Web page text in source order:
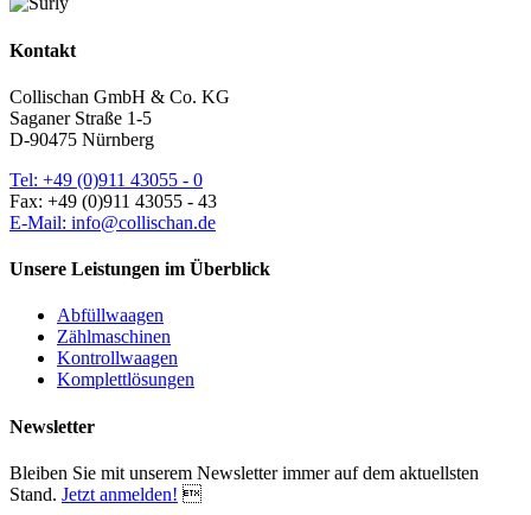
Kontakt
Collischan GmbH & Co. KG
Saganer Straße 1-5
D-90475 Nürnberg
Tel: +49 (0)911 43055 - 0
Fax: +49 (0)911 43055 - 43
E-Mail: info@collischan.de
Unsere Leistungen im Überblick
Abfüllwaagen
Zählmaschinen
Kontrollwaagen
Komplettlösungen
Newsletter
Bleiben Sie mit unserem Newsletter immer auf dem aktuellsten
Stand. Jetzt anmelden! 